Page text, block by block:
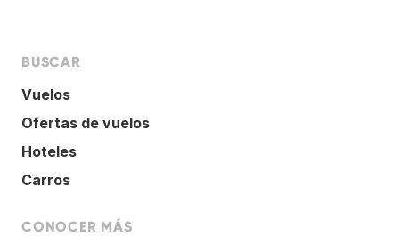
BUSCAR
Vuelos
Ofertas de vuelos
Hoteles
Carros
CONOCER MÁS